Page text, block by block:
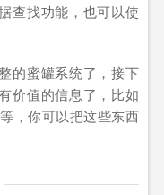
查找功能，也可以使
的蜜罐系统了，接下
价值的信息了，比如
，你可以把这些东西